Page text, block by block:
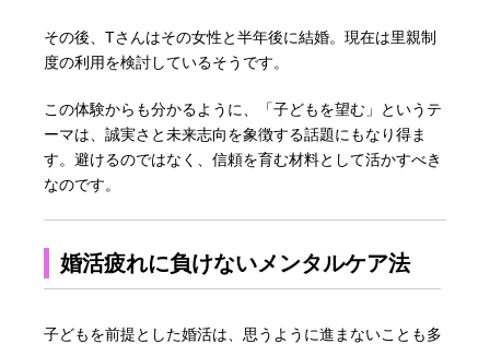
その後、Tさんはその女性と半年後に結婚。現在は里親制
度の利用を検討しているそうです。
この体験からも分かるように、「子どもを望む」というテ
ーマは、誠実さと未来志向を象徴する話題にもなり得ま
す。避けるのではなく、信頼を育む材料として活かすべき
なのです。
婚活疲れに負けないメンタルケア法
子どもを前提とした婚活は、思うように進まないことも多